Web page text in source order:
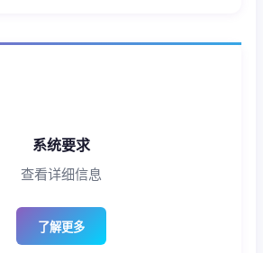
系统要求
查看详细信息
了解更多